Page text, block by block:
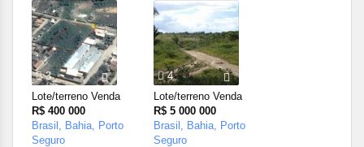
3
Lote/terreno Venda
R$ 400 000
Brasil, Bahia, Porto
Seguro
4
Lote/terreno Venda
R$ 5 000 000
Brasil, Bahia, Porto
Seguro